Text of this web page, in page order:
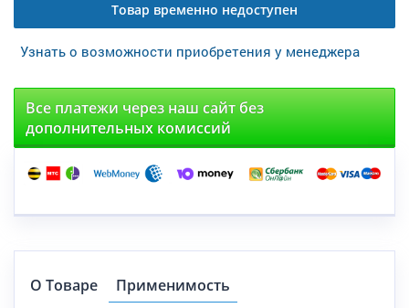
Товар временно недоступен
Узнать о возможности приобретения у менеджера
Все платежи через наш сайт без
дополнительных комиссий
О Товаре
Применимость